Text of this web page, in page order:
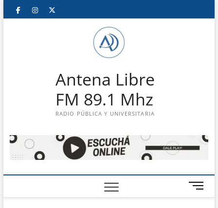
Saltar
FacebookInstagram
Antena Libre
FM 89.1 Mhz
RADIO PÚBLICA Y UNIVERSITARIA
B
o